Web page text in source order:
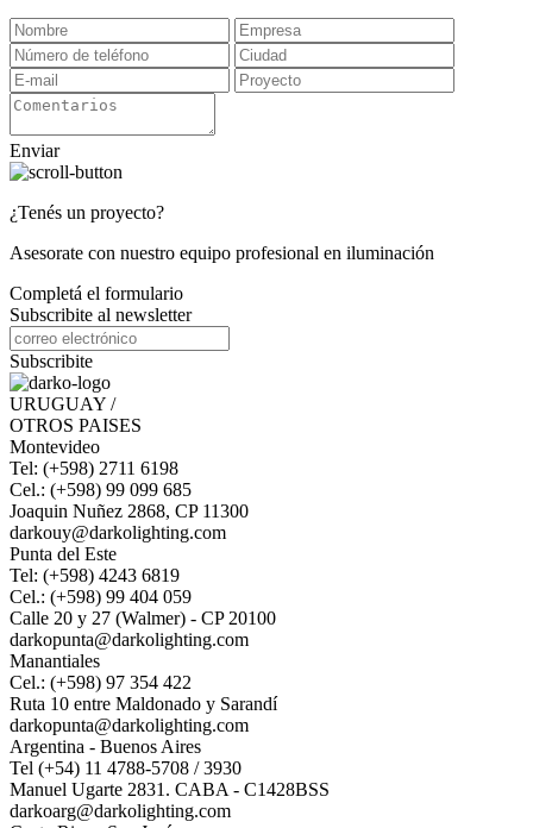
Enviar
¿Tenés un proyecto?
Asesorate con nuestro equipo profesional en iluminación
Completá el formulario
Subscribite al newsletter
Subscribite
URUGUAY /
OTROS PAISES
Montevideo
Tel: (+598) 2711 6198
Cel.: (+598) 99 099 685
Joaquin Nuñez 2868, CP 11300
darkouy@darkolighting.com
Punta del Este
Tel: (+598) 4243 6819
Cel.: (+598) 99 404 059
Calle 20 y 27 (Walmer) - CP 20100
darkopunta@darkolighting.com
Manantiales
Cel.: (+598) 97 354 422
Ruta 10 entre Maldonado y Sarandí
darkopunta@darkolighting.com
Argentina - Buenos Aires
Tel (+54) 11 4788-5708 / 3930
Manuel Ugarte 2831. CABA - C1428BSS
darkoarg@darkolighting.com